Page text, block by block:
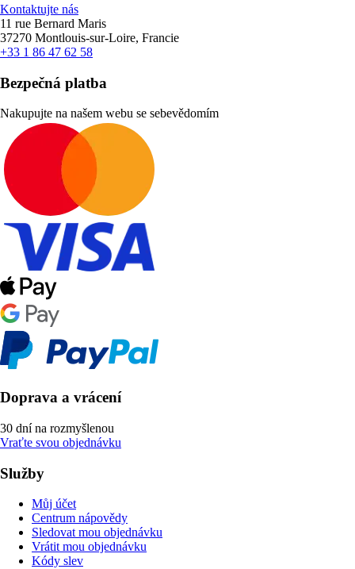
Kontaktujte nás
11 rue Bernard Maris
37270 Montlouis-sur-Loire, Francie
+33 1 86 47 62 58
Bezpečná platba
Nakupujte na našem webu se sebevědomím
Doprava a vrácení
30 dní na rozmyšlenou
Vraťte svou objednávku
Služby
Můj účet
Centrum nápovědy
Sledovat mou objednávku
Vrátit mou objednávku
Kódy slev